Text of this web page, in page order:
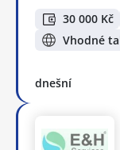
30 000 Kč
Vhodné
dnešní